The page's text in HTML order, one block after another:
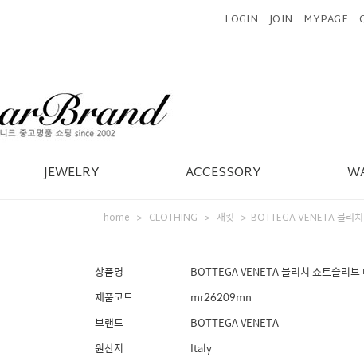
LOGIN JOIN MYPAGE
JEWELRY ACCESSORY
home > CLOTHING > 재킷 > BOTTEGA VENETA 블리
상품명
BOTTEGA VENETA 블리치 쇼트슬리브
제품코드
mr26209mn
브랜드
BOTTEGA VENETA
원산지
Italy